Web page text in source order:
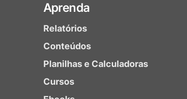
Aprenda
Relatórios
Conteúdos
Planilhas e Calculadoras
Cursos